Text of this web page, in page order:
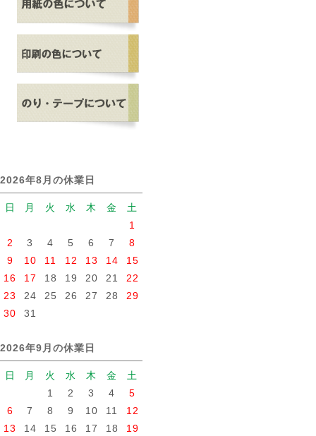
2026年8月の休業日
日 月 火 水 木 金
土
1
2
3 4 5 6 7
8
9
10 11 12 13 14
15
16
17 18 19 20 21
22
23
24 25 26 27 28
29
30
31
2026年9月の休業日
日 月 火 水 木 金
土
1
2 3 4
5
6
7 8 9 10 11
12
13
14 15 16 17 18
19